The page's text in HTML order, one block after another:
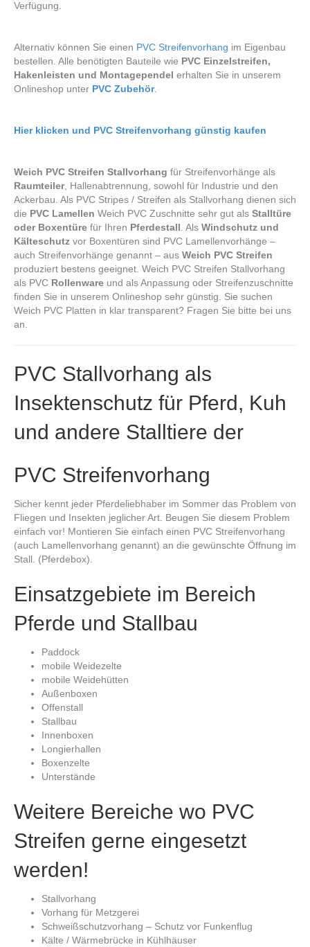
Verfügung.
Alternativ können Sie einen PVC Streifenvorhang im Eigenbau
bestellen. Alle benötigten Bauteile wie PVC Einzelstreifen,
Hakenleisten und Montagependel erhalten Sie in unserem
Onlineshop unter PVC Zubehör.
Hier klicken und PVC Streifenvorhang günstig kaufen
Weich PVC Streifen Stallvorhang für Streifenvorhänge als
Raumteiler, Hallenabtrennung, sowohl für Industrie und den
Ackerbau. Als PVC Stripes / Streifen als Stallvorhang dienen sich
die PVC Lamellen Weich PVC Zuschnitte sehr gut als Stalltüre
oder Boxentüre für Ihren Pferdestall . Als Windschutz und
Kälteschutz vor Boxentüren sind PVC Lamellenvorhänge –
auch Streifenvorhänge genannt – aus Weich PVC Streifen
produziert bestens geeignet. Weich PVC Streifen Stallvorhang
als PVC Rollenware und als Anpassung oder Streifenzuschnitte
finden Sie in unserem Onlineshop sehr günstig. Sie suchen
Weich PVC Platten in klar transparent? Fragen Sie bitte bei uns
an.
PVC Stallvorhang als
Insektenschutz für Pferd, Kuh
und andere Stalltiere der
PVC Streifenvorhang
Sicher kennt jeder Pferdeliebhaber im Sommer das Problem von
Fliegen und Insekten jeglicher Art. Beugen Sie diesem Problem
einfach vor! Montieren Sie einfach einen PVC Streifenvorhang
(auch Lamellenvorhang genannt) an die gewünschte Öffnung im
Stall. (Pferdebox).
Einsatzgebiete im Bereich
Pferde und Stallbau
Paddock
mobile Weidezelte
mobile Weidehütten
Außenboxen
Offenstall
Stallbau
Innenboxen
Longierhallen
Boxenzelte
Unterstände
Weitere Bereiche wo PVC
Streifen gerne eingesetzt
werden!
Stallvorhang
Vorhang für Metzgerei
Schweißschutzvorhang – Schutz vor Funkenflug
Kälte / Wärmebrücke in Kühlhäuser